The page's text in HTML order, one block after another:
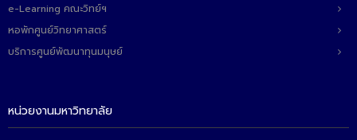
e-Learning คณะวิทย์ฯ
หอพักศูนย์วิทยาศาสตร์
บริการศูนย์พัฒนาทุนมนุษย์
หน่วยงานมหาวิทยาลัย